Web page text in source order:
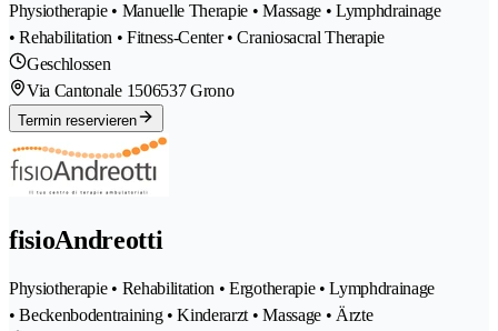
Physiotherapie • Manuelle Therapie • Massage • Lymphdrainage
• Rehabilitation • Fitness-Center • Craniosacral Therapie
Geschlossen
Via Cantonale 1506537 Grono
Termin reservieren
fisioAndreotti
Physiotherapie • Rehabilitation • Ergotherapie • Lymphdrainage
• Beckenbodentraining • Kinderarzt • Massage • Ärzte